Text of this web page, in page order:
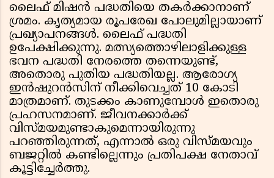
ലൈഫ് മിഷൻ പദ്ധതിയെ തകർക്കാനാണ്
ശ്രമം. കൃത്യമായ രൂപരേഖ പോലുമില്ലായാണ്
പ്രഖ്യാപനങ്ങൾ. ലൈഫ് പദ്ധതി
ഉപേക്ഷിക്കുന്നു. മത്സ്യത്തൊഴിലാളിക്കുള്ള
ഭവന പദ്ധതി നേരത്തെ തന്നെയുണ്ട്,
അതൊരു പുതിയ പദ്ധതിയല്ല. ആരോഗ്യ
ഇൻഷുറൻസിന് നീക്കിവെച്ചത് 10 കോടി
മാത്രമാണ്. തുടക്കം കാണുമ്പോൾ ഇതൊരു
പ്രഹസനമാണ്. ജീവനക്കാർക്ക്
വിസ്മയമുണ്ടാകുമെന്നായിരുന്നു
പറഞ്ഞിരുന്നത്, എന്നാൽ ഒരു വിസ്മയവും
ബജറ്റിൽ കണ്ടില്ലെന്നും പ്രതിപക്ഷ നേതാവ്
കൂട്ടിച്ചേർത്തു.